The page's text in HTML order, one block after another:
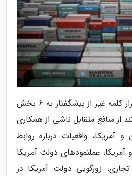
این سند با حدود 36 هزار کلمه غیر از پیشگفتار به 6 بخش
از منافع متقابل ناشی از همکاری
واقعیات درباره روابط
عملنمودهای دولت آمریکا
زورگویی دولت آمریکا در